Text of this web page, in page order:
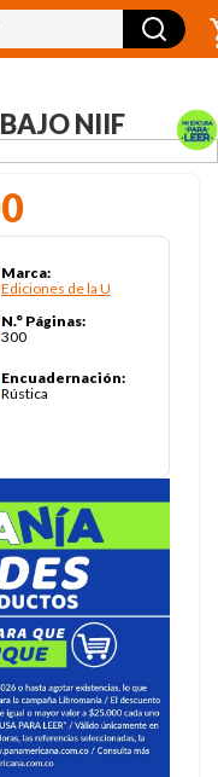
NIIF
Marca:
Ediciones de la U
N.° Páginas:
300
Encuadernación:
Rústica